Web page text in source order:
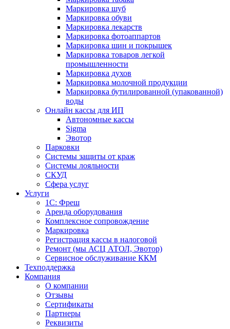
Маркировка шуб
Маркировка обуви
Маркировка лекарств
Маркировка фотоаппартов
Маркировка шин и покрышек
Маркировка товаров легкой
промышленности
Маркировка духов
Маркировка молочной продукции
Маркировка бутилированной (упакованной)
воды
Онлайн кассы для ИП
Автономные кассы
Sigma
Эвотор
Парковки
Системы защиты от краж
Системы лояльности
СКУД
Сфера услуг
Услуги
1С: Фреш
Аренда оборудования
Комплексное сопровождение
Маркировка
Регистрация кассы в налоговой
Ремонт (мы АСЦ АТОЛ, Эвотор)
Сервисное обслуживание ККМ
Техподдержка
Компания
О компании
Отзывы
Сертификаты
Партнеры
Реквизиты